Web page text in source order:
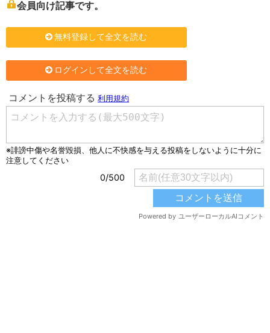
会員向け記事です。
無料登録して全文を読む
ログインして全文を読む